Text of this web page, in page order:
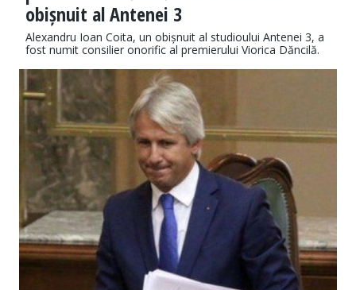
obișnuit al Antenei 3
Alexandru Ioan Coita, un obișnuit al studioului Antenei 3, a
fost numit consilier onorific al premierului Viorica Dăncilă.